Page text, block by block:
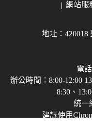
網站服
地址：420018
電
辦公時間：8:00-12:00
8:30、
統一
建議使用